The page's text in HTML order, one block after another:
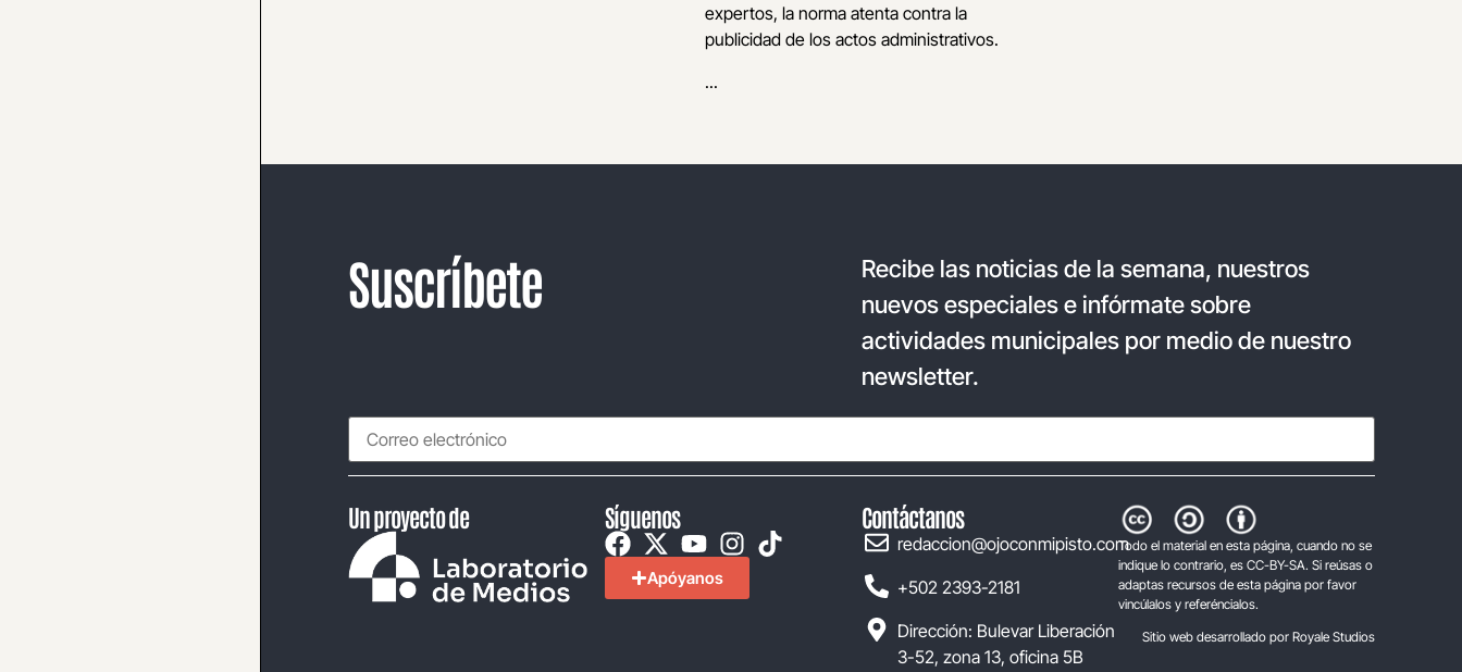
expertos, la norma atenta contra la
publicidad de los actos administrativos.
...
Suscríbete
Recibe las noticias de la semana, nuestros
nuevos especiales e infórmate sobre
actividades municipales por medio de nuestro
newsletter.
Un proyecto de Síguenos
Apóyanos
Contáctanos
redaccion@ojoconmipisto.com
+502 2393-2181
Dirección: Bulevar Liberación
3-52, zona 13, oficina 5B
Todo el material en esta página, cuando no se
indique lo contrario, es CC-BY-SA. Si reúsas o
adaptas recursos de esta página por favor
vincúlalos y referéncialos.
Sitio web desarrollado por Royale Studios